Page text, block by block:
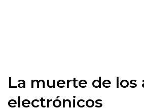
La muerte de los
electrónicos